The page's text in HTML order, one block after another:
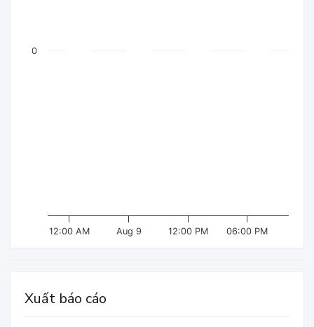
12:00 AM Aug 9 12:00 PM 06:00 PM
0
Xuất báo cáo